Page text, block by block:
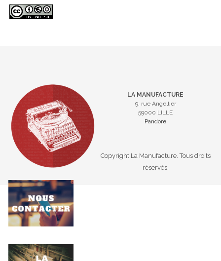
LA MANUFACTURE
9, rue Angellier
59000 LILLE
Pandore
Copyright La Manufacture. Tous droits
réservés.